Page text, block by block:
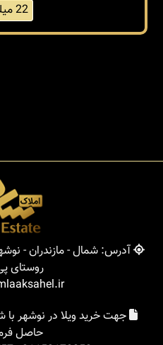
22 میلیارد
آدرس: شمال - مازندران -
روستای
جهت خرید ویلا در نوشهر
حاصل